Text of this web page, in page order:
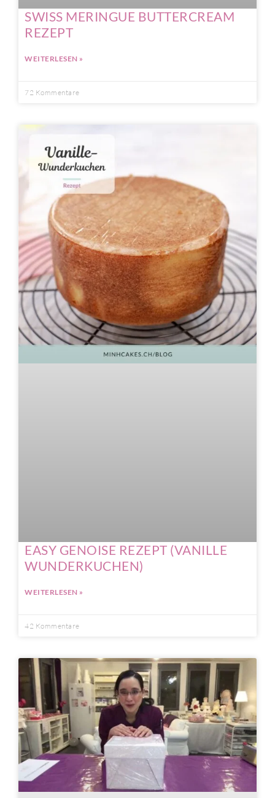
SWISS MERINGUE BUTTERCREAM
REZEPT
WEITERLESEN »
72 Kommentare
EASY GENOISE REZEPT (VANILLE
WUNDERKUCHEN)
WEITERLESEN »
42 Kommentare